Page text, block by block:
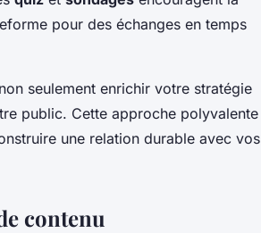
pour des échanges en temps
seulement enrichir votre stratégie
public. Cette approche polyvalente
une relation durable avec vos
contenu